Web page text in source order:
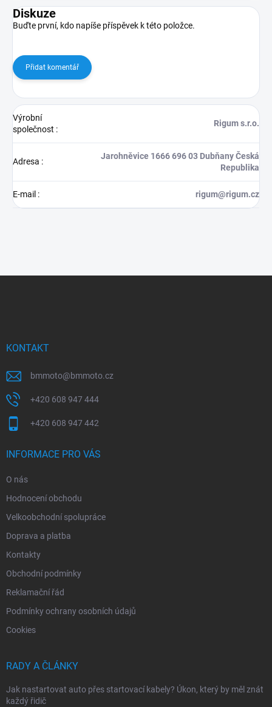
Diskuze
Buďte první, kdo napíše příspěvek k této položce.
Přidat komentář
Výrobní
společnost :
Rigum s.r.o.
Adresa :
Jarohněvice 1666 696 03 Dubňany Česká
Republika
E-mail : rigum@rigum.cz
KONTAKT
bmmoto@bmmoto.cz
+420 608 947 444
+420 608 947 442
INFORMACE PRO VÁS
O nás
Hodnocení obchodu
Velkoobchodní spolupráce
Doprava a platba
Kontakty
Obchodní podmínky
Reklamační řád
Podmínky ochrany osobních údajů
Cookies
RADY A ČLÁNKY
Jak nastartovat auto přes startovací kabely? Úkon, který by měl znát
každý řidič